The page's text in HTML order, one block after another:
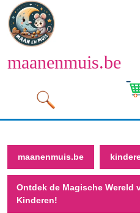
Naar
de
inhoud
maanenmuis.be
maanenmuis.be
Ontdek de Magische Wereld
Kinderen!